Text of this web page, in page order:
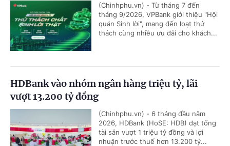
(Chinhphu.vn) - Từ tháng 7 đến
tháng 9/2026, VPBank giới thiệu "Hội
quán Sinh lời", mang đến loạt thử
thách cùng nhiều ưu đãi cho khách...
HDBank vào nhóm ngân hàng triệu tỷ, lãi
vượt 13.200 tỷ đồng
(Chinhphu.vn) - 6 tháng đầu năm
2026, HDBank (HoSE: HDB) đạt tổng
tài sản vượt 1 triệu tỷ đồng và lợi
nhuận trước thuế hơn 13.200 tỷ...